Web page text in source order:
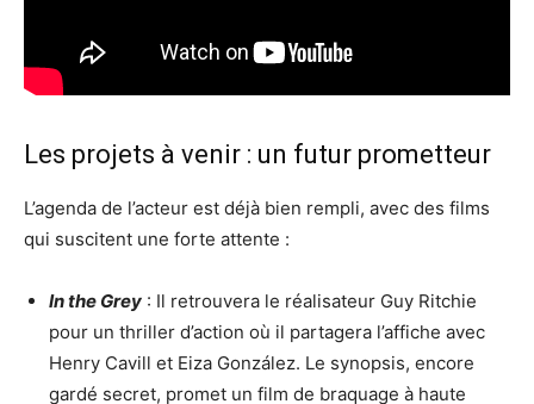
Les projets à venir : un futur prometteur
L’agenda de l’acteur est déjà bien rempli, avec des films
qui suscitent une forte attente :
In the Grey : Il retrouvera le réalisateur Guy Ritchie
pour un thriller d’action où il partagera l’affiche avec
Henry Cavill et Eiza González. Le synopsis, encore
gardé secret, promet un film de braquage à haute